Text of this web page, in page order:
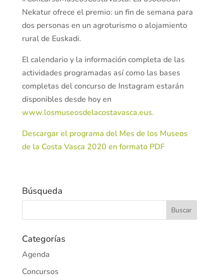
Nekatur ofrece el premio: un fin de semana para
dos personas en un agroturismo o alojamiento
rural de Euskadi.
El calendario y la información completa de las
actividades programadas así como las bases
completas del concurso de Instagram estarán
disponibles desde hoy en
www.losmuseosdelacostavasca.eus.
Descargar el programa del Mes de los Museos
de la Costa Vasca 2020 en formato PDF
Búsqueda
Categorías
Agenda
Concursos